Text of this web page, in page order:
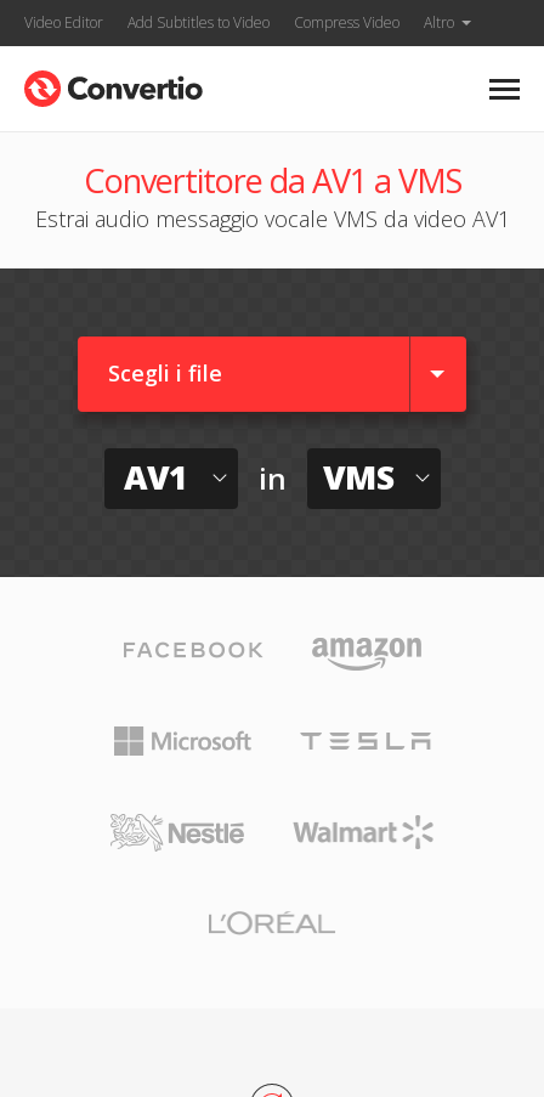
Video Editor Add Subtitles to Video Compress Video Altro
Convertitore da AV1 a VMS
Estrai audio messaggio vocale VMS da video AV1
Scegli i file
AV1 in VMS